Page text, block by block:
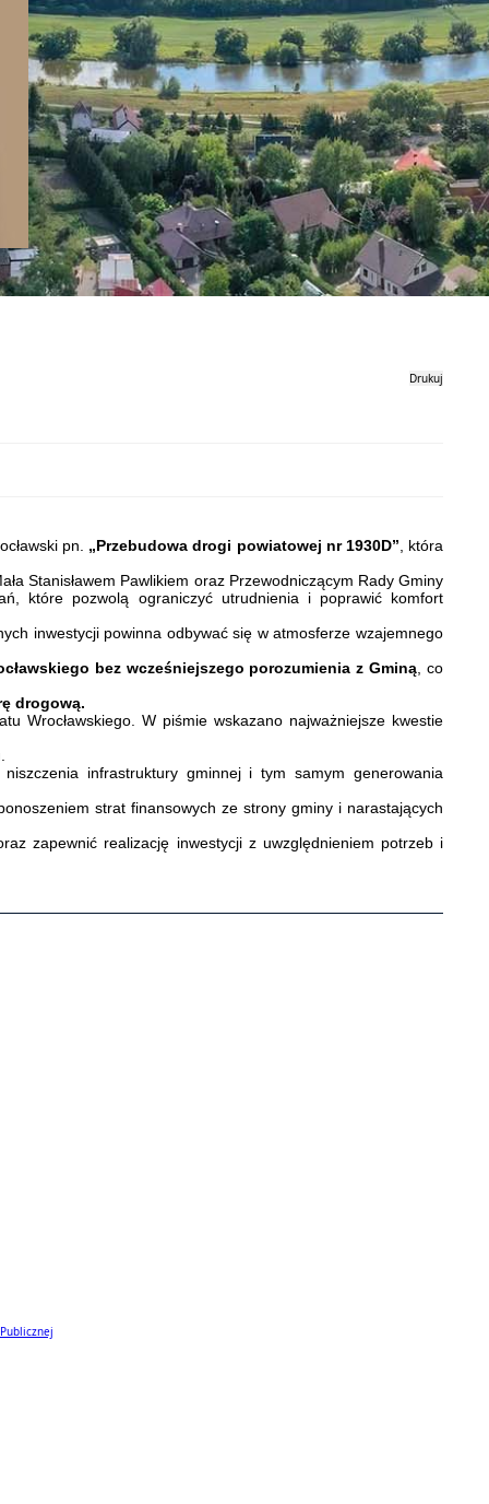
Drukuj
pn. „Przebudowa drogi powiatowej nr 1930D” , która
Stanisławem Pawlikiem oraz Przewodniczącym Rady Gminy
które pozwolą ograniczyć utrudnienia i poprawić komfort
inwestycji powinna odbywać się w atmosferze wzajemnego
bez wcześniejszego porozumienia z Gminą , co
drogową.
Wrocławskiego. W piśmie wskazano najważniejsze kwestie
infrastruktury gminnej i tym samym generowania
strat finansowych ze strony gminy i narastających
zapewnić realizację inwestycji z uwzględnieniem potrzeb i